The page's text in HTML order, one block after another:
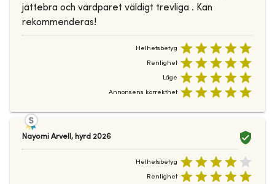
jättebra och värdparet väldigt trevliga . Kan
rekommenderas!
Helhetsbetyg
Renlighet
Läge
Annonsens korrekthet
Nayomi Arvell , hyrd 2026
Helhetsbetyg
Renlighet